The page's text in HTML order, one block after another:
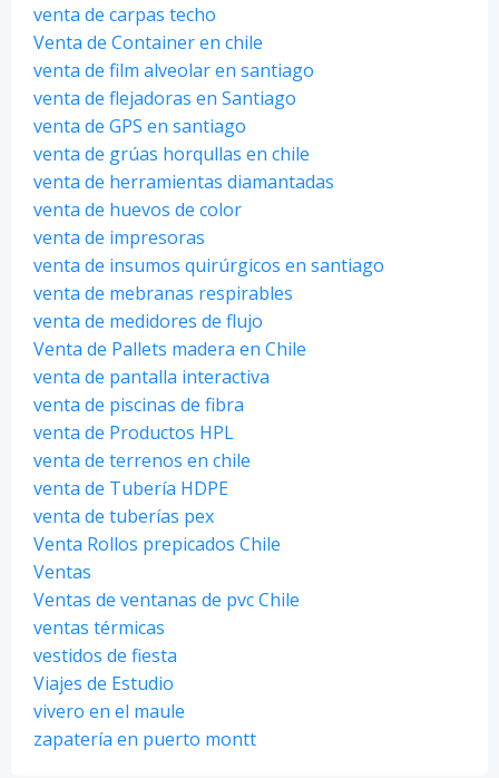
venta de carpas techo
Venta de Container en chile
venta de film alveolar en santiago
venta de flejadoras en Santiago
venta de GPS en santiago
venta de grúas horqullas en chile
venta de herramientas diamantadas
venta de huevos de color
venta de impresoras
venta de insumos quirúrgicos en santiago
venta de mebranas respirables
venta de medidores de flujo
Venta de Pallets madera en Chile
venta de pantalla interactiva
venta de piscinas de fibra
venta de Productos HPL
venta de terrenos en chile
venta de Tubería HDPE
venta de tuberías pex
Venta Rollos prepicados Chile
Ventas
Ventas de ventanas de pvc Chile
ventas térmicas
vestidos de fiesta
Viajes de Estudio
vivero en el maule
zapatería en puerto montt